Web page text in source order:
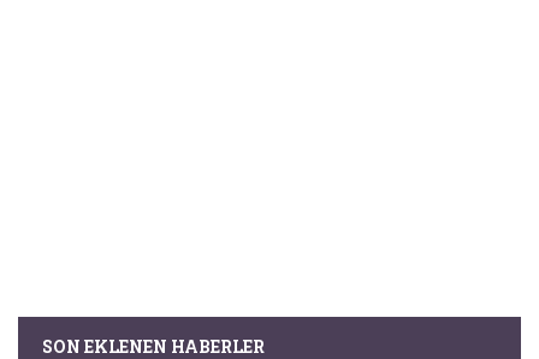
SON EKLENEN HABERLER